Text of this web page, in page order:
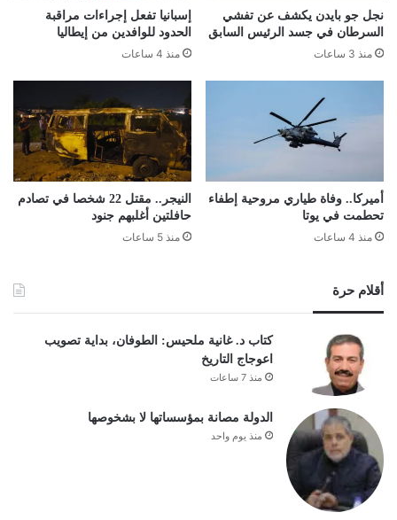
نجل جو بايدن يكشف عن تفشي
السرطان في جسد الرئيس السابق
منذ 3 ساعات
إسبانيا تفعل إجراءات مراقبة
الحدود للوافدين من إيطاليا
منذ 4 ساعات
أميركا.. وفاة طياري مروحية إطفاء
تحطمت في يوتا
منذ 4 ساعات
النيجر.. مقتل 22 شخصا في تصادم
حافلتين أغلبهم جنود
منذ 5 ساعات
أقلام حرة
كتاب د. غانية ملحيس: الطوفان، بداية تصويب
اعوجاج التاريخ
منذ 7 ساعات
الدولة مصانة بمؤسساتها لا بشخوصها
منذ يوم واحد